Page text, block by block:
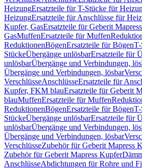
HeizungErsatzteile für T-Stücke für
HeizungErsatzteile für Anschlüsse für
Kupfer, GasErsatzteile für Geberit
GasMuffenErsatzteile für Muffen
ReduktionenBögenErsatzteile für Bögen
StückeÜbergänge unlösbarErsatzteile für
unlösbarÜbergänge und Verbindungen,
Übergänge und Verbindungen, lösbar
VerschlüsseAnschlüsseErsatzteile für
Kupfer, FKM blauErsatzteile für Geberit
blauMuffenErsatzteile für Muffen
ReduktionenBögenErsatzteile für Bögen
StückeÜbergänge unlösbarErsatzteile für
unlösbarÜbergänge und Verbindungen,
Übergänge und Verbindungen, lösbar
VerschlüsseZubehör für Geberit Mapress
Zubehör für Geberit Mapress Kupfer
AnschlüsseAbdichtungen für Rohre und